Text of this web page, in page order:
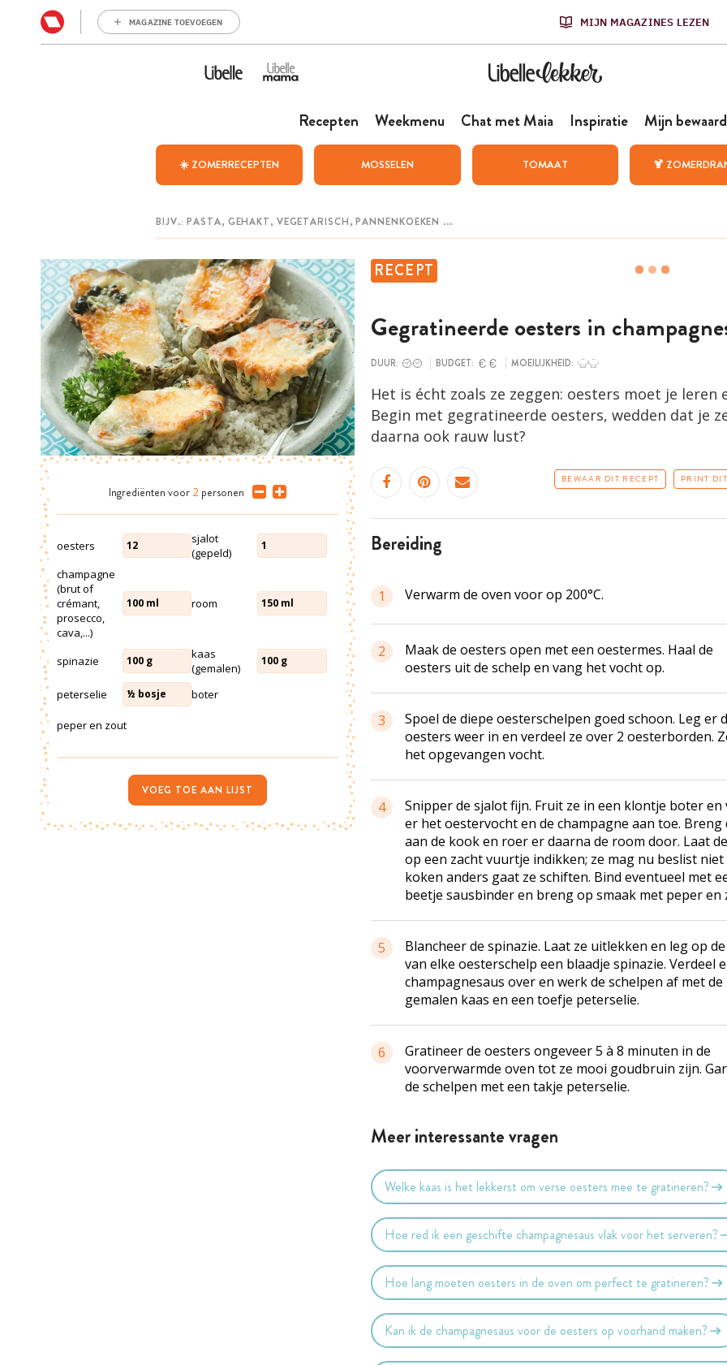
MAGAZINE TOEVOEGEN MIJN MAGAZINES LEZEN
Recepten Weekmenu Chat met Maia Inspiratie Mijn
☀️ ZOMERRECEPTEN MOSSELEN TOMAAT 🍹
RECEPT
Gegratineerde oesters in
DUUR: BUDGET: MOEILIJKHEID:
Het is écht zoals ze zeggen: oesters moet je leren
Begin met gegratineerde oesters, wedden dat je
daarna ook rauw lust?
BEWAAR DIT RECEPT PRINT
bereiding
1 Verwarm de oven voor op 200°C.
2
Maak de oesters open met een oestermes. Haal de
oesters uit de schelp en vang het vocht op.
3
Spoel de diepe oesterschelpen goed schoon. Leg er
oesters weer in en verdeel ze over 2 oesterborden.
het opgevangen vocht.
4
Snipper de sjalot fijn. Fruit ze in een klontje boter en
er het oestervocht en de champagne aan toe. Breng
aan de kook en roer er daarna de room door. Laat
op een zacht vuurtje indikken; ze mag nu beslist
koken anders gaat ze schiften. Bind eventueel met
beetje sausbinder en breng op smaak met peper en
5
Blancheer de spinazie. Laat ze uitlekken en leg op
van elke oesterschelp een blaadje spinazie. Verdeel
champagnesaus over en werk de schelpen af met de
gemalen kaas en een toefje peterselie.
6
Gratineer de oesters ongeveer 5 à 8 minuten in de
voorverwarmde oven tot ze mooi goudbruin zijn.
de schelpen met een takje peterselie.
Meer interessante vragen
Welke kaas is het lekkerst om verse oesters mee te gratineren?
Hoe red ik een geschifte champagnesaus vlak voor het serveren?
Hoe lang moeten oesters in de oven om perfect te gratineren?
Kan ik de champagnesaus voor de oesters op voorhand maken?
Ingrediënten voor 2 personen
oesters 12
sjalot
(gepeld)
1
champagne
(brut of
crémant,
prosecco,
cava,...)
100 ml room 150 ml
spinazie 100 g
kaas
(gemalen)
100 g
peterselie ½ bosje boter
peper en zout
VOEG TOE AAN LIJST